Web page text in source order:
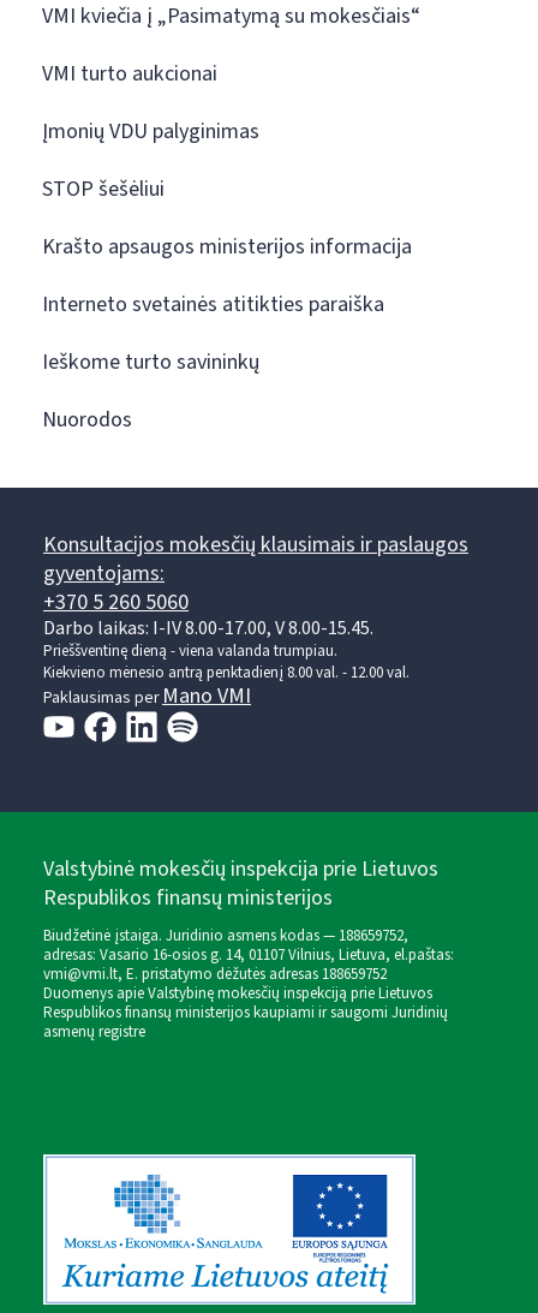
VMI kviečia į „Pasimatymą su mokesčiais“
VMI turto aukcionai
Įmonių VDU palyginimas
STOP šešėliui
Krašto apsaugos ministerijos informacija
Interneto svetainės atitikties paraiška
Ieškome turto savininkų
Nuorodos
Konsultacijos mokesčių klausimais ir paslaugos
gyventojams:
+370 5 260 5060
Darbo laikas: I-IV 8.00-17.00, V 8.00-15.45.
Prieššventinę dieną - viena valanda trumpiau.
Kiekvieno mėnesio antrą penktadienį 8.00 val. - 12.00 val.
Paklausimas perMano VMI
Valstybinė mokesčių inspekcija prie Lietuvos
Respublikos finansų ministerijos
Biudžetinė įstaiga. Juridinio asmens kodas — 188659752,
adresas: Vasario 16-osios g. 14, 01107 Vilnius, Lietuva, el.paštas:
vmi@vmi.lt, E. pristatymo dėžutės adresas 188659752
Duomenys apie Valstybinę mokesčių inspekciją prie Lietuvos
Respublikos finansų ministerijos kaupiami ir saugomi Juridinių
asmenų registre